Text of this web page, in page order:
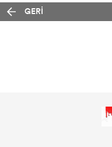
GERİ
DESEN KUMAŞ
CADENCE HARMONY